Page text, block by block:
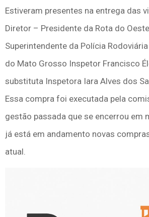
Estiveram presentes na entrega das
Diretor – Presidente da Rota do
Superintendente da Polícia
do Mato Grosso Inspetor Francisco
substituta Inspetora Iara Alves dos
Essa compra foi executada pela
gestão passada que se encerrou em
já está em andamento novas
atual.